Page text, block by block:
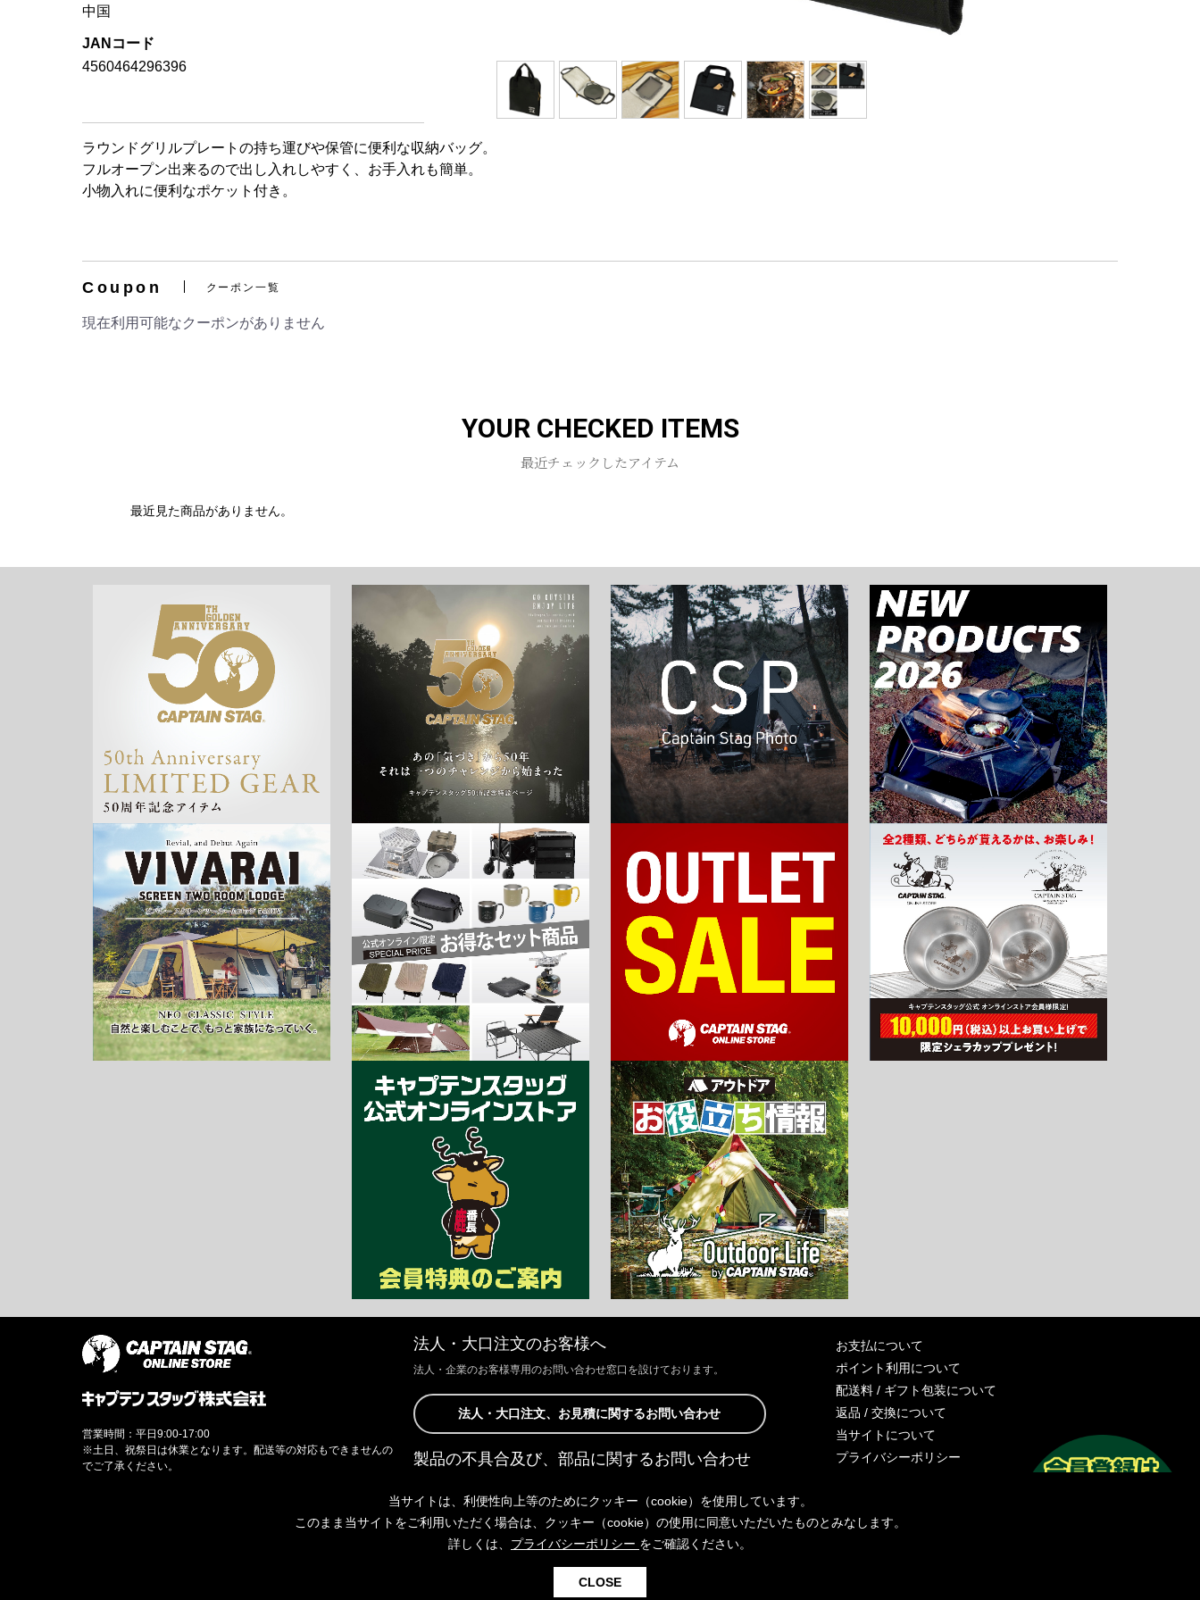
お買い物を続ける カートへ進む
中国
JANコード
4560464296396
ラウンドグリルプレートの持ち運びや保管に便利な収納バッグ。
フルオープン出来るので出し入れしやすく、お手入れも簡単。
小物入れに便利なポケット付き。
Coupon クーポン一覧
現在利用可能なクーポンがありません
YOUR CHECKED ITEMS
最近チェックしたアイテム
最近見た商品がありません。
法人・大口注文のお客様へ
法人・企業のお客様専用のお問い合わせ窓口を設けております。
法人・大口注文、お見積に関するお問い合わせ
製品の不具合及び、部品に関するお問い合わせ
きましては、Webサイトにて承っております。
以下よりご連絡ください。
お支払について
ポイント利用について
配送料 / ギフト包装について
返品 / 交換について
当サイトについて
プライバシーポリシー
お問い合わせ
営業時間：平日9:00-17:00
※土日、祝祭日は休業となります。配送等の対応もできませんの
でご了承ください。
当サイトは、利便性向上等のためにクッキー（cookie）を使用しています。
このまま当サイトをご利用いただく場合は、クッキー（cookie）の使用に同意いただいたものとみなします。
詳しくは、 プライバシーポリシー をご確認ください。
CLOSE